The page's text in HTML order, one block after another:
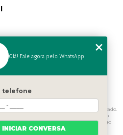
Vila Alexandria
" é de direito reservado.
citando nossos links, é proibida sem a
de direito autoral – artigo 184 do Código
98 - Lei de direitos autorais
Olá! Fale agora pelo WhatsApp
telefone
INICIAR CONVERSA